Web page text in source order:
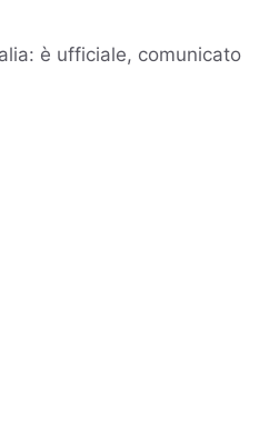
è ufficiale, comunicato